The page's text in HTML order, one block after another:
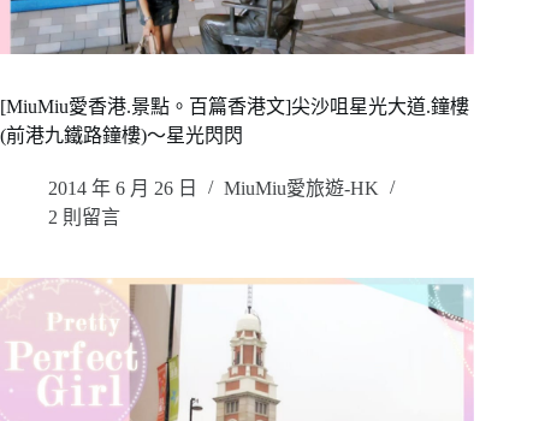
[MiuMiu愛香港.景點。百篇香港文]尖沙咀星光大道.鐘樓
(前港九鐵路鐘樓)～星光閃閃
2014 年 6 月 26 日
MiuMiu愛旅遊-HK
2 則留言